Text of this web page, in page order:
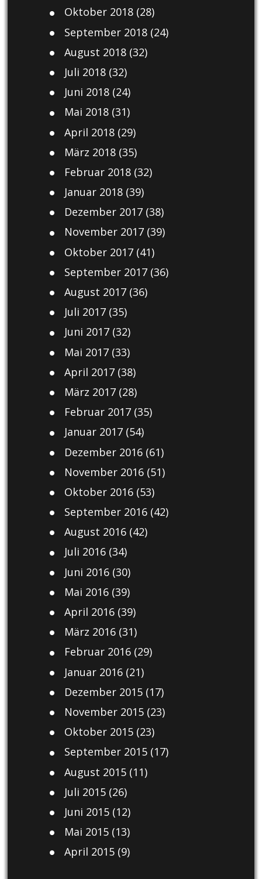
Oktober 2018(28)
September 2018(24)
August 2018(32)
Juli 2018(32)
Juni 2018(24)
Mai 2018(31)
April 2018(29)
März 2018(35)
Februar 2018(32)
Januar 2018(39)
Dezember 2017(38)
November 2017(39)
Oktober 2017(41)
September 2017(36)
August 2017(36)
Juli 2017(35)
Juni 2017(32)
Mai 2017(33)
April 2017(38)
März 2017(28)
Februar 2017(35)
Januar 2017(54)
Dezember 2016(61)
November 2016(51)
Oktober 2016(53)
September 2016(42)
August 2016(42)
Juli 2016(34)
Juni 2016(30)
Mai 2016(39)
April 2016(39)
März 2016(31)
Februar 2016(29)
Januar 2016(21)
Dezember 2015(17)
November 2015(23)
Oktober 2015(23)
September 2015(17)
August 2015(11)
Juli 2015(26)
Juni 2015(12)
Mai 2015(13)
April 2015(9)